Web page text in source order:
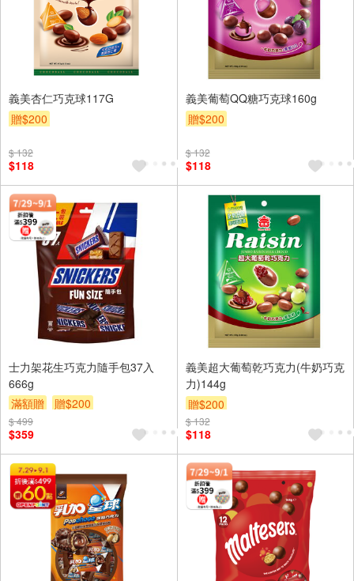
義美杏仁巧克球117G
贈$200
$ 132
$118
義美葡萄QQ糖巧克球160g
贈$200
$ 132
$118
士力架花生巧克力隨手包37入
666g
滿額贈
贈$200
$ 499
$359
義美超大葡萄乾巧克力(牛奶巧克
力)144g
贈$200
$ 132
$118